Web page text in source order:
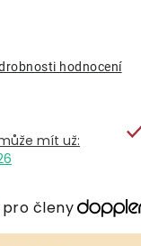
hodnocení
pro členy